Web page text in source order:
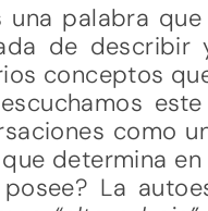
una palabra
de describir
conceptos
como
determina
La